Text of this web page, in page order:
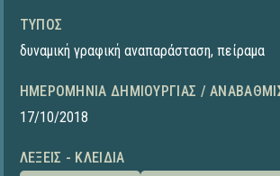
ΤΎΠΟΣ
δυναμική γραφική αναπαράσταση, πείραμα
ΗΜΕΡΟΜΗΝΊΑ ΔΗΜΙΟΥΡΓΊΑΣ /
17/10/2018
ΛΈΞΕΙΣ - ΚΛΕΙΔΙΆ